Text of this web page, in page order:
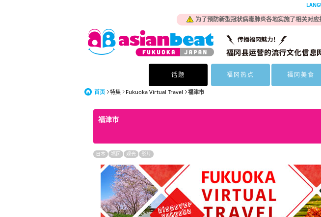
为了预防新型冠状病毒肺炎各地实施了相关对
话题 福冈热点 福冈美食
首页 特集 Fukuoka Virtual Travel 福津市
福津市
日本 福冈 观光 影片